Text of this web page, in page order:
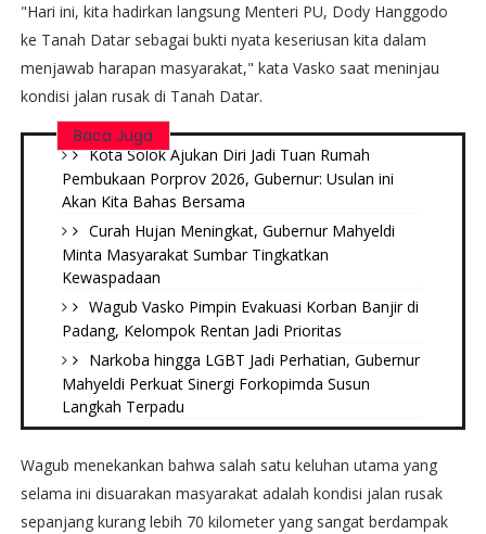
"Hari ini, kita hadirkan langsung Menteri PU, Dody Hanggodo
ke Tanah Datar sebagai bukti nyata keseriusan kita dalam
menjawab harapan masyarakat," kata Vasko saat meninjau
kondisi jalan rusak di Tanah Datar.
Baca Juga
Kota Solok Ajukan Diri Jadi Tuan Rumah
Pembukaan Porprov 2026, Gubernur: Usulan ini
Akan Kita Bahas Bersama
Curah Hujan Meningkat, Gubernur Mahyeldi
Minta Masyarakat Sumbar Tingkatkan
Kewaspadaan
Wagub Vasko Pimpin Evakuasi Korban Banjir di
Padang, Kelompok Rentan Jadi Prioritas
Narkoba hingga LGBT Jadi Perhatian, Gubernur
Mahyeldi Perkuat Sinergi Forkopimda Susun
Langkah Terpadu
Wagub menekankan bahwa salah satu keluhan utama yang
selama ini disuarakan masyarakat adalah kondisi jalan rusak
sepanjang kurang lebih 70 kilometer yang sangat berdampak